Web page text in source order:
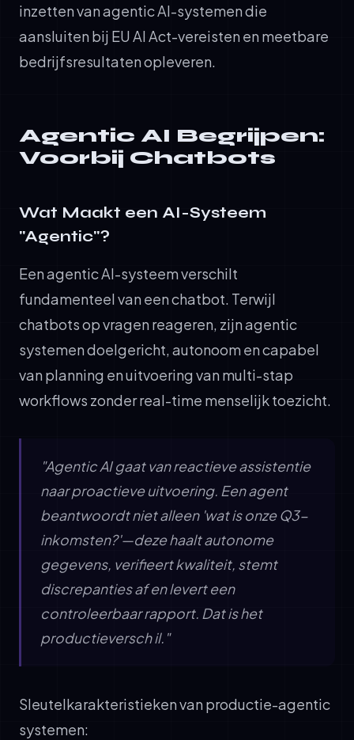
inzetten van agentic AI-systemen die
aansluiten bij EU AI Act-vereisten en meetbare
bedrijfsresultaten opleveren.
Agentic AI Begrijpen:
Voorbij Chatbots
Wat Maakt een AI-Systeem
"Agentic"?
Een agentic AI-systeem verschilt
fundamenteel van een chatbot. Terwijl
chatbots op vragen reageren, zijn agentic
systemen doelgericht, autonoom en capabel
van planning en uitvoering van multi-stap
workflows zonder real-time menselijk toezicht.
"Agentic AI gaat van reactieve assistentie
naar proactieve uitvoering. Een agent
beantwoordt niet alleen 'wat is onze Q3-
inkomsten?'—deze haalt autonome
gegevens, verifieert kwaliteit, stemt
discrepanties af en levert een
controleerbaar rapport. Dat is het
productieversch il."
Sleutelkarakteristieken van productie-agentic
systemen: